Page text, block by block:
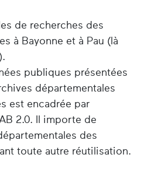
de recherches des
à Bayonne et à Pau (là
publiques présentées
départementales
est encadrée par
2.0. Il importe de
des
toute autre réutilisation.